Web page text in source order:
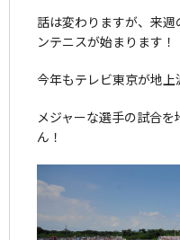
話は変わりますが、来
ンテニスが始まります！
今年もテレビ東京が地上
メジャーな選手の試合
ん！